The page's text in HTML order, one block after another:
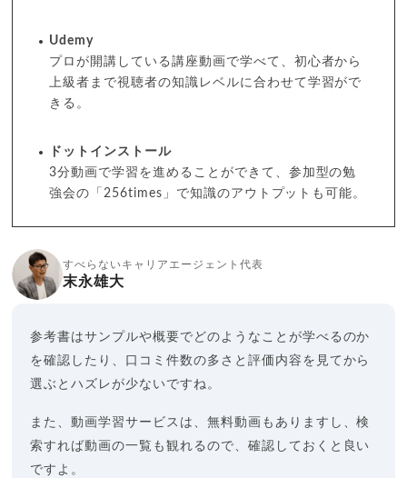
Udemy
プロが開講している講座動画で学べて、初心者から
上級者まで視聴者の知識レベルに合わせて学習がで
きる。
ドットインストール
3分動画で学習を進めることができて、参加型の勉
強会の「256times」で知識のアウトプットも可能。
すべらないキャリアエージェント代表
末永雄大
参考書はサンプルや概要でどのようなことが学べるのか
を確認したり、口コミ件数の多さと評価内容を見てから
選ぶとハズレが少ないですね。
また、動画学習サービスは、無料動画もありますし、検
索すれば動画の一覧も観れるので、確認しておくと良い
ですよ。